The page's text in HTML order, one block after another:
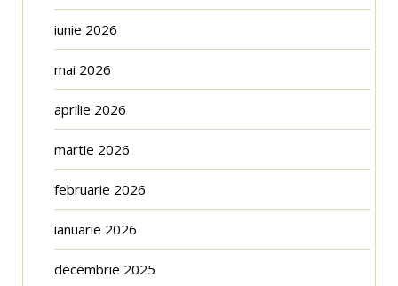
iunie 2026
mai 2026
aprilie 2026
martie 2026
februarie 2026
ianuarie 2026
decembrie 2025